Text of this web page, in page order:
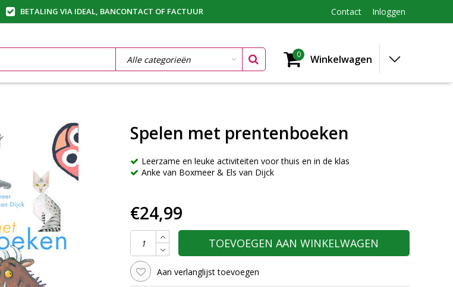
BETALING VIA IDEAL, BANCONTACT OF FACTUUR Contact Inloggen
0 Winkelwagen
Spelen met prentenboeken
Leerzame en leuke activiteiten voor thuis en in de klas
Anke van Boxmeer & Els van Dijck
€24,99
TOEVOEGEN AAN WINKELWAGEN
Aan verlanglijst toevoegen